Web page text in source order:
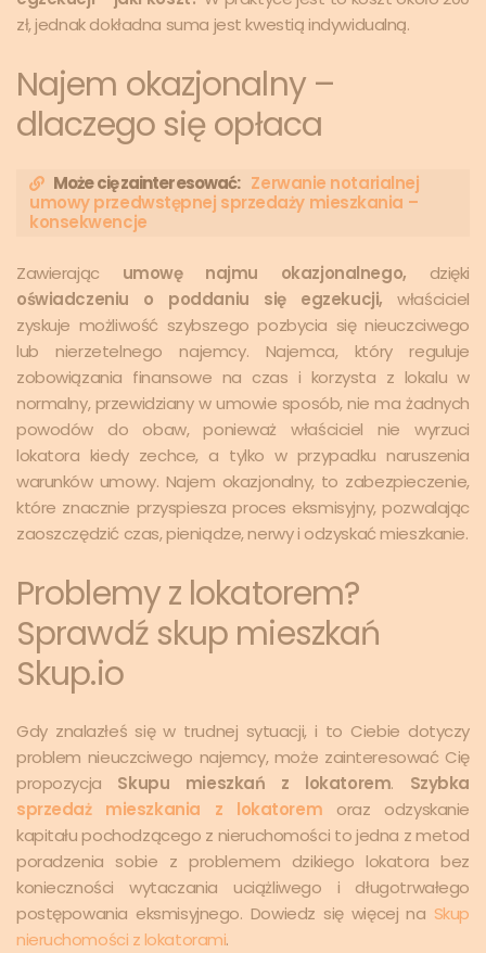
zł, jednak dokładna suma jest kwestią indywidualną.
Najem okazjonalny –
dlaczego się opłaca
Może cię zainteresować: Zerwanie notarialnej
umowy przedwstępnej sprzedaży mieszkania –
konsekwencje
Zawierając umowę najmu okazjonalnego, dzięki
oświadczeniu o poddaniu się egzekucji,właściciel
zyskuje możliwość szybszego pozbycia się nieuczciwego
lub nierzetelnego najemcy. Najemca, który reguluje
zobowiązania finansowe na czas i korzysta z lokalu w
normalny, przewidziany w umowie sposób, nie ma żadnych
powodów do obaw, ponieważ właściciel nie wyrzuci
lokatora kiedy zechce, a tylko w przypadku naruszenia
warunków umowy. Najem okazjonalny, to zabezpieczenie,
które znacznie przyspiesza proces eksmisyjny, pozwalając
zaoszczędzić czas, pieniądze, nerwy i odzyskać mieszkanie.
Problemy z lokatorem?
Sprawdź skup mieszkań
Skup.io
Gdy znalazłeś się w trudnej sytuacji, i to Ciebie dotyczy
problem nieuczciwego najemcy, może zainteresować Cię
propozycja Skupu mieszkań z lokatorem. Szybka
sprzedaż mieszkania z lokatorem oraz odzyskanie
kapitału pochodzącego z nieruchomości to jedna z metod
poradzenia sobie z problemem dzikiego lokatora bez
konieczności wytaczania uciążliwego i długotrwałego
postępowania eksmisyjnego. Dowiedz się więcej na Skup
nieruchomości z lokatorami.